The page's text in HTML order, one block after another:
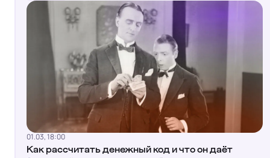
01.03, 18:00
Как рассчитать денежный код и что он даёт